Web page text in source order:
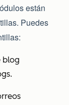
están
Puedes
blog